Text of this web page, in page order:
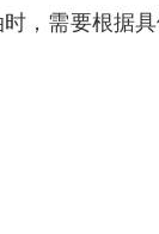
，需要根据